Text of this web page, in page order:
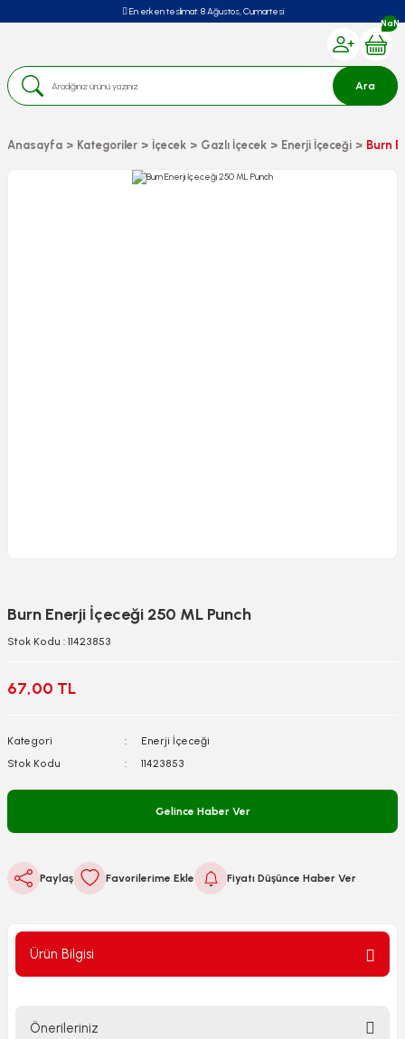
En erken teslimat: 8 Ağustos, Cumartesi
Ara
NaN
Anasayfa Kategoriler İçecek Gazlı İçecek Enerji İçeceği Burn
Burn Enerji İçeceği 250 ML Punch
Stok Kodu : 11423853
67,00 TL
Kategori
Enerji İçeceği
Stok Kodu
11423853
Gelince Haber Ver
Paylaş Fiyatı Düşünce Haber Ver
Ürün Bilgisi
Önerileriniz